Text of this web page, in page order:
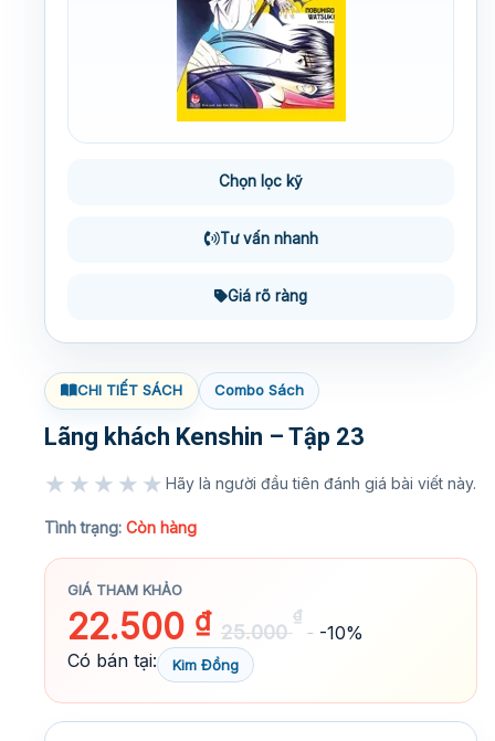
Chọn lọc kỹ
Tư vấn nhanh
Giá rõ ràng
CHI TIẾT SÁCH Combo Sách
Lãng khách Kenshin – Tập 23
★★★★★ Hãy là người đầu tiên đánh giá bài viết này.
Tình trạng: Còn hàng
GIÁ THAM KHẢO
22.500 ₫ 25.000
₫
-10%
Có bán tại:
Kim Đồng